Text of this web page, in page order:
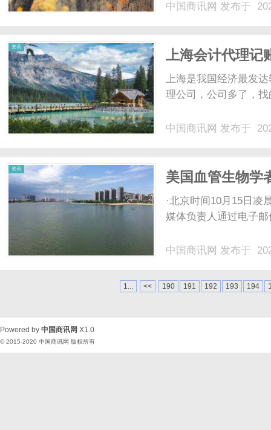
中国商讯网 发布于
资讯
上海会计代理记
上海是我国经济最发
理公司，公司多了，
中国商讯网 发布于
资讯
美国血管生物学
造数据
·北京时间10月15日凌
媒体负责人通过电子
中国商讯网 发布于
1... << 190 191 192 193 194
Powered by 中国商讯网 X1.0
© 2015-2020 中国商讯网 版权所有